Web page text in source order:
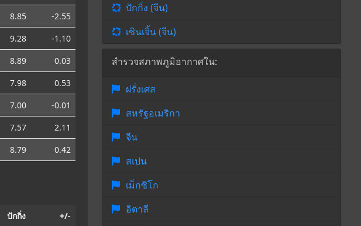
8.85
-2.55
9.28
-1.10
8.89
0.03
7.98
0.53
7.00
-0.01
7.57
2.11
8.79 0.42
ปักกิ่ง +/-
ปักกิ่ง (จีน)
เซินเจิ้น (จีน)
สำรวจสภาพภูมิอากาศใน:
ฝรั่งเศส
สหรัฐอเมริกา
จีน
สเปน
เม็กซิโก
อิตาลี